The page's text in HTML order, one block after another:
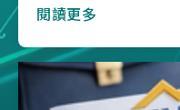
閱讀更多